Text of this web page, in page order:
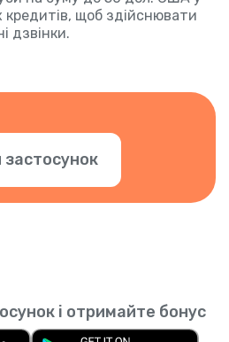
кредитів, щоб здійснювати
дзвінки.
і отримайте бонус